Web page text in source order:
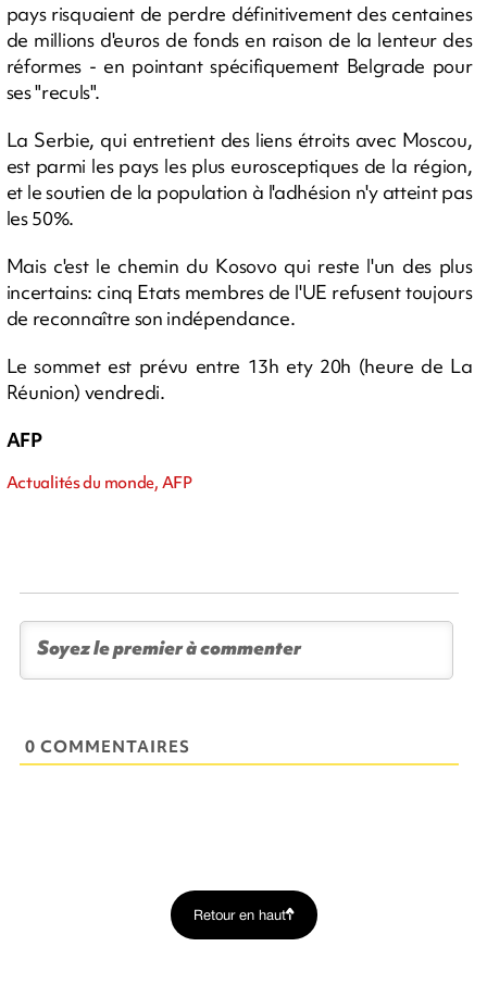
pays risquaient de perdre définitivement des centaines
de millions d'euros de fonds en raison de la lenteur des
réformes - en pointant spécifiquement Belgrade pour
ses "reculs".
La Serbie, qui entretient des liens étroits avec Moscou,
est parmi les pays les plus eurosceptiques de la région,
et le soutien de la population à l'adhésion n'y atteint pas
les 50%.
Mais c'est le chemin du Kosovo qui reste l'un des plus
incertains: cinq Etats membres de l'UE refusent toujours
de reconnaître son indépendance.
Le sommet est prévu entre 13h ety 20h (heure de La
Réunion) vendredi.
AFP
Actualités du monde, AFP
0 COMMENTAIRES
Retour en haut